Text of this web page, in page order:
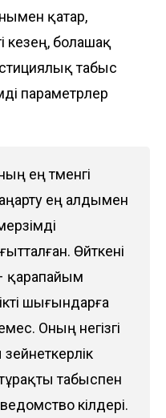
қатар,
кезең, болашақ
табыс
параметрлер
ең төменгі
ең алдымен
Өйткені
қарапайым
шығындарға
Оның негізгі
табыспен
ведомство өкілдері.